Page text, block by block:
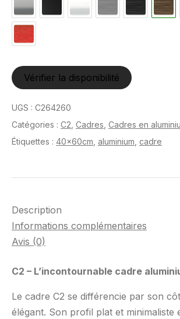
Vérifier la disponibilité
UGS : C264260
Catégories : C2 Cadres Cadres en
Étiquettes : 40x60cm aluminium cadre
Description
Informations complémentaires
Avis (0)
C2 – L’incontournable cadre
Le cadre C2 se différencie par son
élégant. Son profil plat et minimaliste